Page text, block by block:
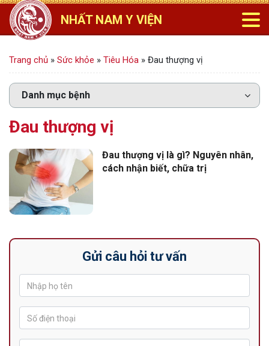
NHẤT NAM Y VIỆN
Trang chủ » Sức khỏe » Tiêu Hóa » Đau thượng vị
Đau thượng vị
Đau thượng vị là gì? Nguyên nhân,
cách nhận biết, chữa trị
Gửi câu hỏi tư vấn